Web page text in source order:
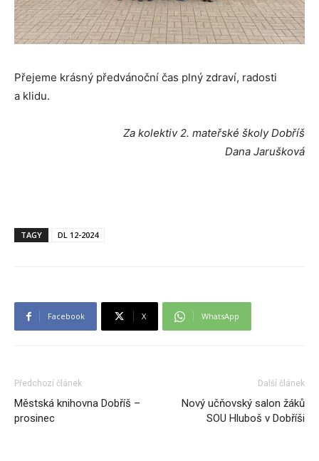
Přejeme krásný předvánoční čas plný zdraví, radosti
a klidu.
Za kolektiv 2. mateřské školy Dobříš
Dana Jarušková
TAGY DL 12-2024
Facebook X WhatsApp
Předchozí článek
Městská knihovna Dobříš –
prosinec
Další článek
Nový učňovský salon žáků
SOU Hluboš v Dobříši